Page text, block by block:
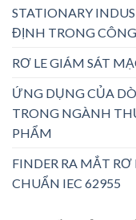
STATIONARY
ĐỊNH TRONG
RƠ LE GIÁM SÁT
ỨNG DỤNG CỦA
TRONG NGÀNH
PHẨM
FINDER RA MẮT RƠ
CHUẨN IEC 62955